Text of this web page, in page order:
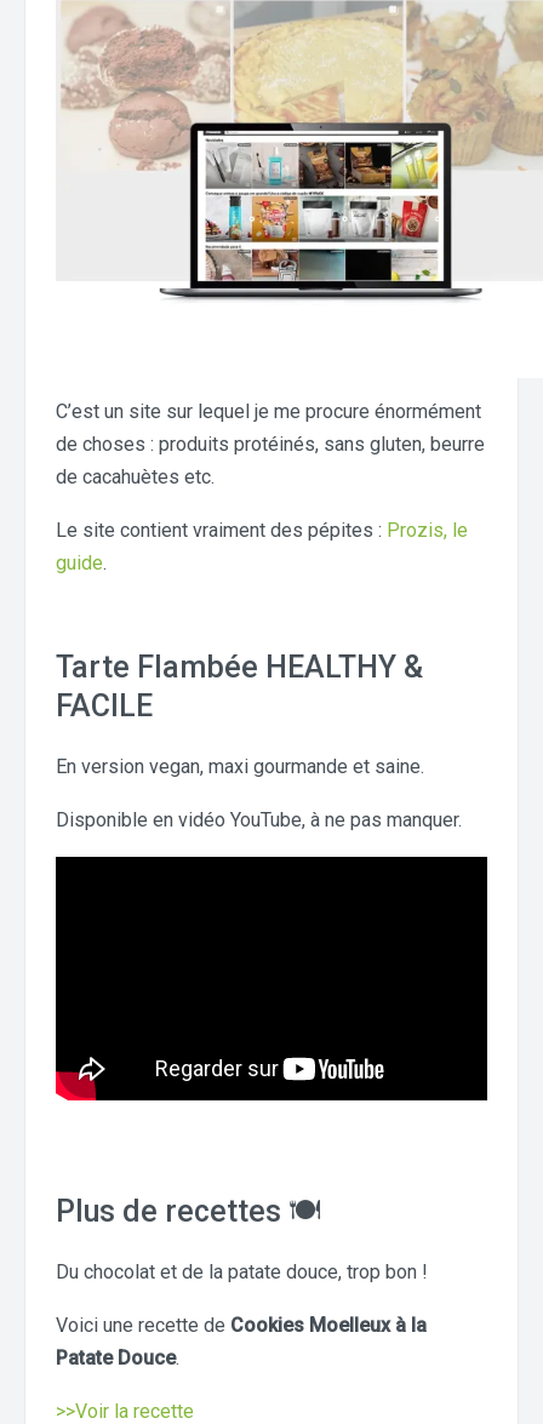
C’est un site sur lequel je me procure énormément
de choses : produits protéinés, sans gluten, beurre
de cacahuètes etc.
Le site contient vraiment des pépites : Prozis, le
guide.
Tarte Flambée HEALTHY &
FACILE
En version vegan, maxi gourmande et saine.
Disponible en vidéo YouTube, à ne pas manquer.
Plus de recettes 🍽
Du chocolat et de la patate douce, trop bon !
Voici une recette de Cookies Moelleux à la
Patate Douce.
>>Voir la recette